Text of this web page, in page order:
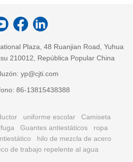
Plaza, 48 Ruanjian Road, Yuhua
210012, República Popular China
yp@cjti.com
86-13815438388
uniforme escolar
Camiseta
Guantes antiestáticos
ropa
hilo de mezcla de acero
de trabajo repelente al agua